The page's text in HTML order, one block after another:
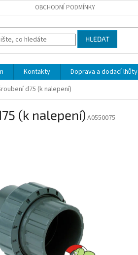
OBCHODNÍ PODMÍNKY
HLEDAT
Kontakty
Doprava a dodací lhůty
d75 (k nalepení)
(k nalepení) A0550075